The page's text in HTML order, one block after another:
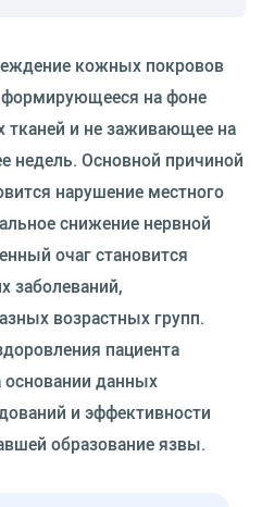
кожных покровов
формирующееся на фоне
и не заживающее на
недель. Основной причиной
нарушение местного
снижение нервной
очаг становится
заболеваний,
возрастных групп.
пациента
основании данных
и эффективности
образование язвы.